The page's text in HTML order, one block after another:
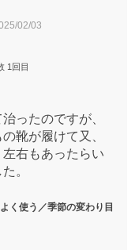
02/03
1回目
ったのですが、
靴が履けて又、
右もあったらい
。
く使う／季節の変わり目